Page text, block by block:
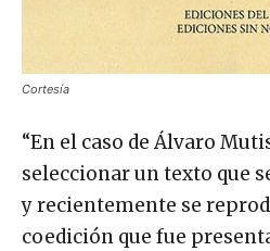
Cortesía
“En el caso de Álvaro
seleccionar un texto que
y recientemente se
coedición que fue